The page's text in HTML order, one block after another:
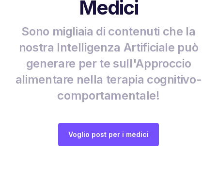
Medici
Sono migliaia di contenuti che la
nostra Intelligenza Artificiale può
generare per te sull'Approccio
alimentare nella terapia cognitivo-
comportamentale!
Voglio post per i medici